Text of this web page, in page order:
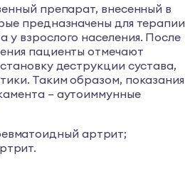
препарат, внесенный в
предназначены для терапии
у взрослого населения. После
пациенты отмечают
деструкции сустава,
Таким образом, показания
– аутоиммунные
артрит;